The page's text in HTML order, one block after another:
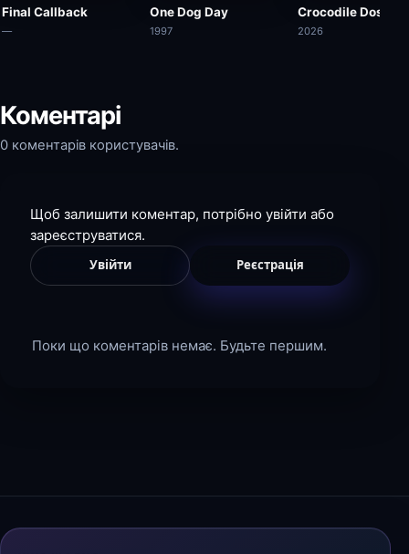
Final Callback
—
One Dog Day
1997
Crocodile Dose
2026
Коментарі
0 коментарів користувачів.
Щоб залишити коментар, потрібно увійти або
зареєструватися.
Увійти Реєстрація
Поки що коментарів немає. Будьте першим.